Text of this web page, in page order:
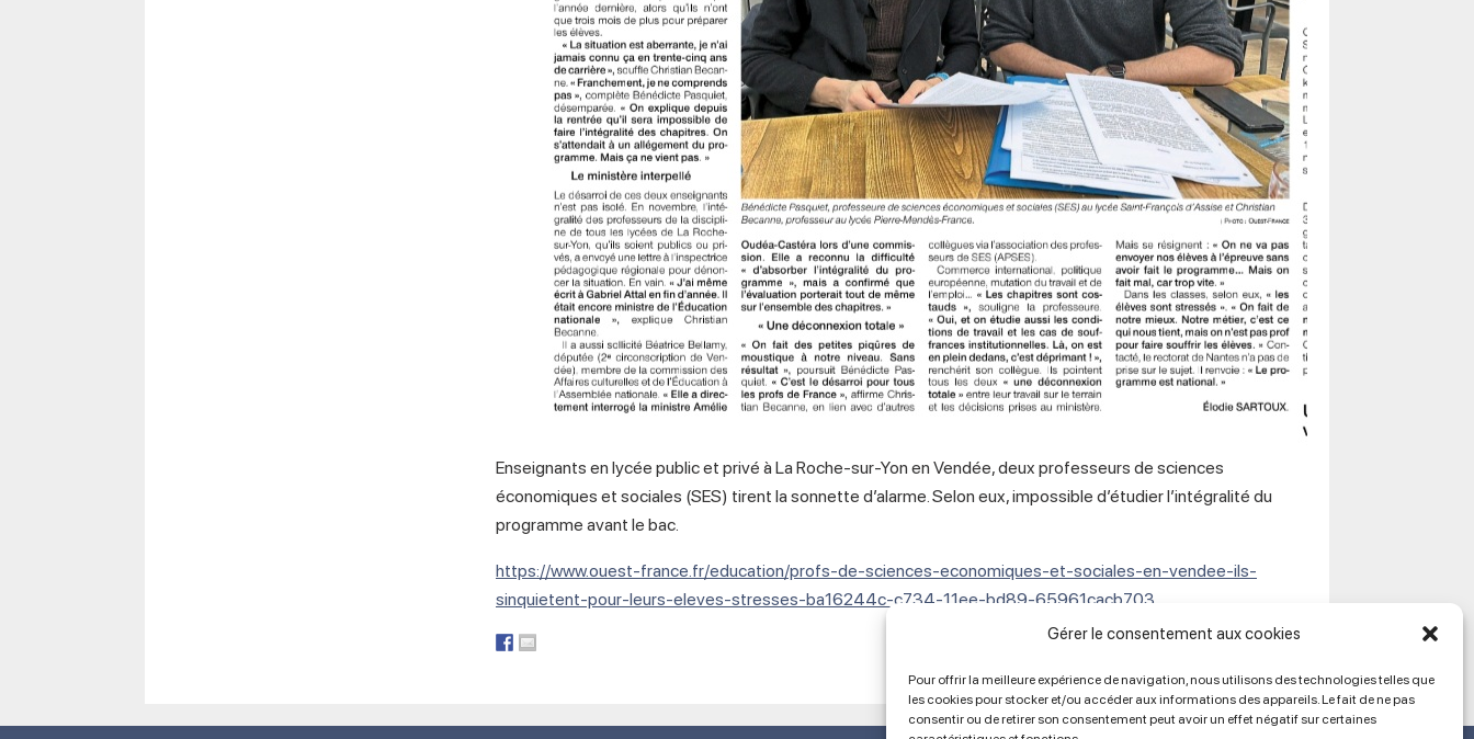
Gérer le consentement aux cookies
Pour offrir la meilleure expérience de navigation, nous utilisons des technologies telles que
les cookies pour stocker et/ou accéder aux informations des appareils. Le fait de ne pas
consentir ou de retirer son consentement peut avoir un effet négatif sur certaines
Enseignants en lycée public et privé à La Roche-sur-Yon en Vendée, deux professeurs de sciences
économiques et sociales (SES) tirent la sonnette d’alarme. Selon eux, impossible d’étudier l’intégralité du
programme avant le bac.
https://www.ouest-france.fr/education/profs-de-sciences-economiques-et-sociales-en-vendee-ils-
sinquietent-pour-leurs-eleves-stresses-ba16244c-c734-11ee-bd89-65961cacb703